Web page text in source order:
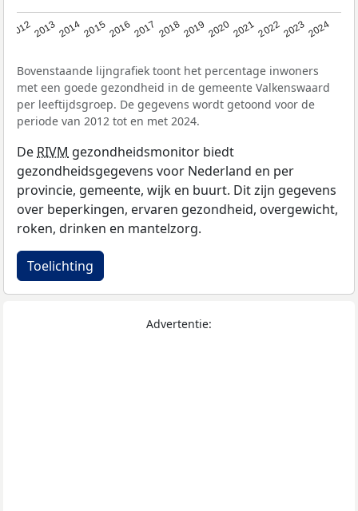
201220132014201520162017 20182019 20202021202220232024
Bovenstaande lijngrafiek toont het percentage inwoners
met een goede gezondheid in de gemeente Valkenswaard
per leeftijdsgroep. De gegevens wordt getoond voor de
periode van 2012 tot en met 2024.
De RIVM gezondheidsmonitor biedt
gezondheidsgegevens voor Nederland en per
provincie, gemeente, wijk en buurt. Dit zijn gegevens
over beperkingen, ervaren gezondheid, overgewicht,
roken, drinken en mantelzorg.
Toelichting
Advertentie: